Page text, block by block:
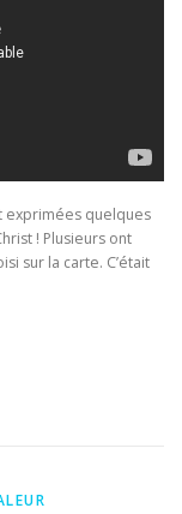
exprimées quelques
! Plusieurs ont
sur la carte. C’était